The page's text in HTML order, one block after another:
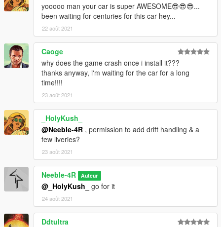
yooooo man your car is super AWESOME😎😎😎...
been waiting for centuries for this car hey...
22 août 2021
Caoge
why does the game crash once i install it???
thanks anyway, i'm waiting for the car for a long
time!!!!
23 août 2021
_HolyKush_
@Neeble-4R , permission to add drift handling & a
few liveries?
23 août 2021
Neeble-4R Auteur
@_HolyKush_ go for it
24 août 2021
Ddtultra